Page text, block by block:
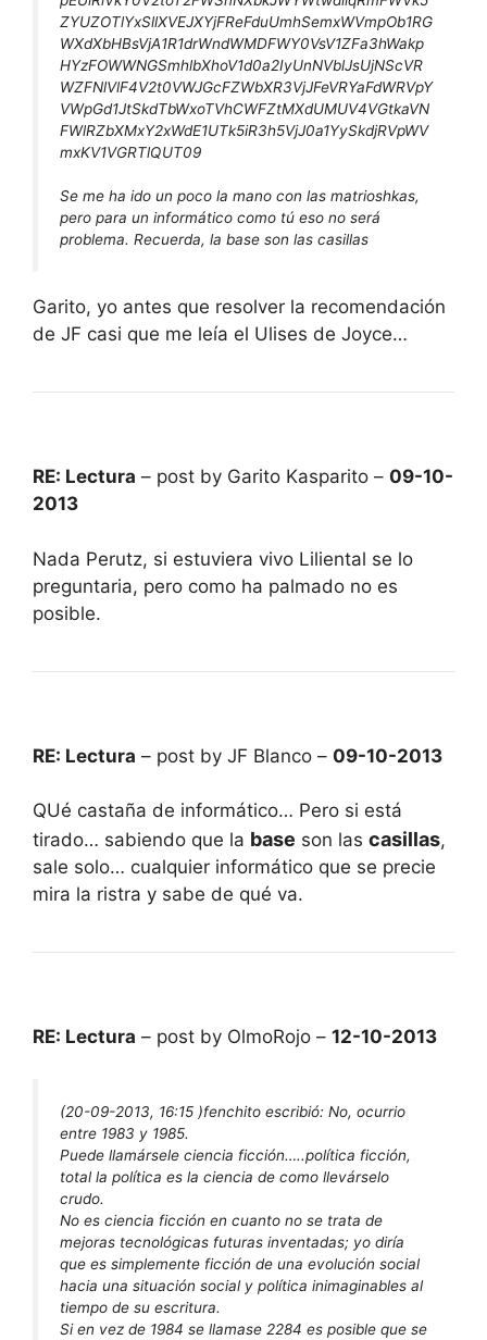
ZYUZOTlYxSllXVEJXYjFReFduUmhSemxWVmpOb1RG
WXdXbHBsVjA1R1drWndWMDFWY0VsV1ZFa3hWakp
HYzFOWWNGSmhlbXhoV1d0a2IyUnNVblJsUjNScVR
WZFNlVlF4V2t0VWJGcFZWbXR3VjJFeVRYaFdWRVpY
VWpGd1JtSkdTbWxoTVhCWFZtMXdUMUV4VGtkaVN
FWlRZbXMxY2xWdE1UTk5iR3h5VjJ0a1YySkdjRVpWV
mxKV1VGRTlQUT09
Se me ha ido un poco la mano con las matrioshkas,
pero para un informático como tú eso no será
problema. Recuerda, la base son las casillas
Garito, yo antes que resolver la recomendación
de JF casi que me leía el Ulises de Joyce…
RE: Lectura – post by Garito Kasparito – 09-10-
2013
Nada Perutz, si estuviera vivo Liliental se lo
preguntaria, pero como ha palmado no es
posible.
RE: Lectura – post by JF Blanco – 09-10-2013
QUé castaña de informático… Pero si está
tirado… sabiendo que la base son las casillas,
sale solo… cualquier informático que se precie
mira la ristra y sabe de qué va.
RE: Lectura – post by OlmoRojo – 12-10-2013
(20-09-2013, 16:15 )fenchito escribió: No, ocurrio
entre 1983 y 1985.
Puede llamársele ciencia ficción…..política ficción,
total la política es la ciencia de como llevárselo
crudo.
No es ciencia ficción en cuanto no se trata de
mejoras tecnológicas futuras inventadas; yo diría
que es simplemente ficción de una evolución social
hacia una situación social y política inimaginables al
tiempo de su escritura.
Si en vez de 1984 se llamase 2284 es posible que se